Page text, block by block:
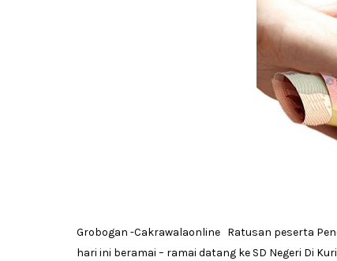
Grobogan -Cakrawalaonline Ratusan peserta
hari ini beramai – ramai datang ke SD Negeri Di